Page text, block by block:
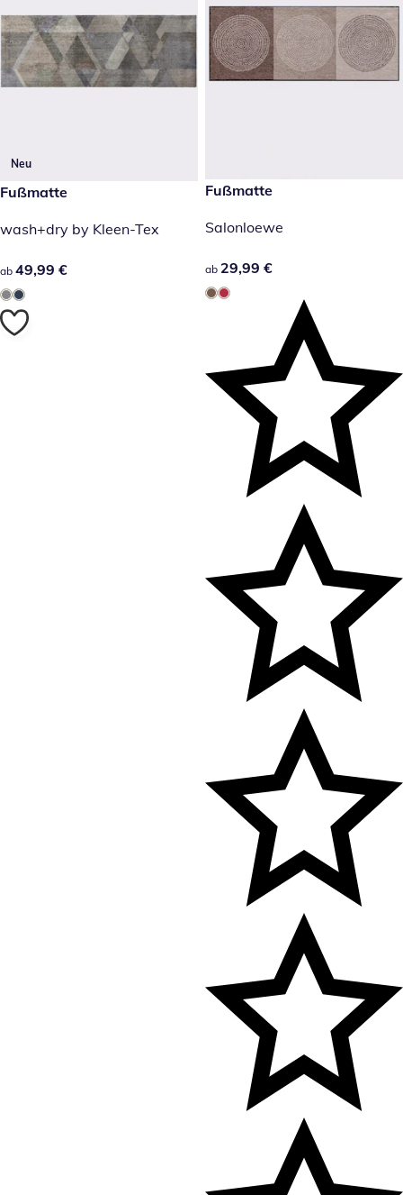
Neu
49,99 €
Fußmatte
wash+dry by Kleen-Tex
49,99 €
ab 49,99 €
29,99 €
Fußmatte
Salonloewe
29,99 €
ab 29,99 €